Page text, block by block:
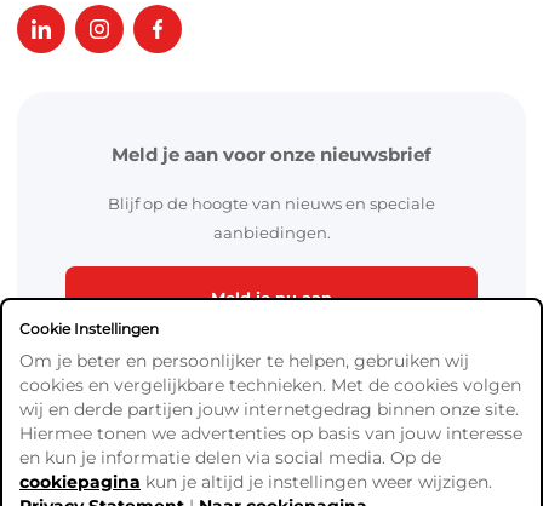
Meld je aan voor onze nieuwsbrief
Blijf op de hoogte van nieuws en speciale
aanbiedingen.
Meld je nu aan
Algemene Voorwaarden
Cookie Instellingen
Om je beter en persoonlijker te helpen, gebruiken wij
cookies en vergelijkbare technieken. Met de cookies volgen
wij en derde partijen jouw internetgedrag binnen onze site.
Hiermee tonen we advertenties op basis van jouw interesse
en kun je informatie delen via social media. Op de
cookiepagina kun je altijd je instellingen weer wijzigen.